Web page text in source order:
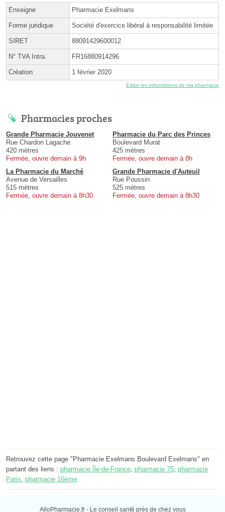
Enseigne Pharmacie Exelmans
Forme juridique Société d'exercice libéral à responsabilité limitée
SIRET 88091429600012
N° TVA Intra. FR16880914296
Création 1 février 2020
Éditer les informations de ma pharmacie
Pharmacies proches
Grande Pharmacie Jouvenet
Rue Chardon Lagache
420 mètres
Fermée, ouvre demain à 9h
Pharmacie du Parc des Princes
Boulevard Murat
425 mètres
Fermée, ouvre demain à 8h
La Pharmacie du Marché
Avenue de Versailles
515 mètres
Fermée, ouvre demain à 8h30
Grande Pharmacie d'Auteuil
Rue Poussin
525 mètres
Fermée, ouvre demain à 8h30
Retrouvez cette page "Pharmacie Exelmans Boulevard Exelmans" en
partant des liens : pharmacie Île-de-France, pharmacie 75, pharmacie
Paris, pharmacie 16ème.
AlloPharmacie.fr - Le conseil santé près de chez vous